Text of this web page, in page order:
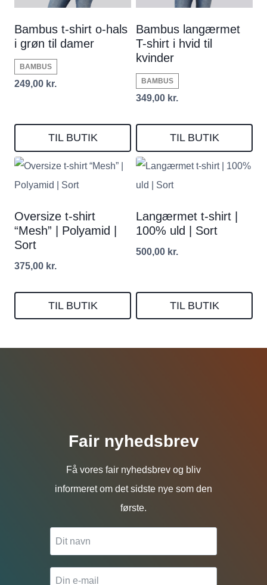
Bambus t-shirt o-hals
i grøn til damer
BAMBUS
249,00 kr.
TIL BUTIK
Bambus langærmet
T-shirt i hvid til
kvinder
BAMBUS
349,00 kr.
TIL BUTIK
Oversize t-shirt
“Mesh” | Polyamid |
Sort
375,00 kr.
TIL BUTIK
Langærmet t-shirt |
100% uld | Sort
500,00 kr.
TIL BUTIK
Fair nyhedsbrev
Få vores fair nyhedsbrev og bliv
informeret om det sidste nye som den
første.